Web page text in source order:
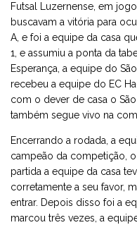
Futsal Luzernense, em
buscavam a vitória para
A, e foi a equipe da casa
1, e assumiu a ponta da
Esperança, a equipe do
recebeu a equipe do EC
com o dever de casa o
também segue vivo na
Encerrando a rodada, a
campeão da competição,
partida a equipe da casa
corretamente a seu favor,
entrar. Depois disso foi a
marcou três vezes, a